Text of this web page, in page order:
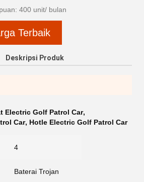
400 unit/ bulan
Terbaik
Deskripsi Produk
Electric Golf Patrol Car,
Car, Hotle Electric Golf Patrol Car
4
Baterai Trojan